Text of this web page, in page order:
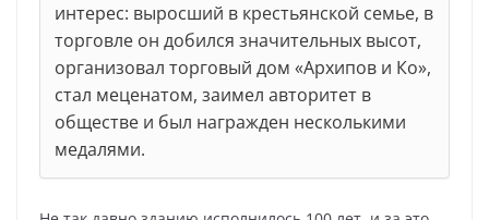
интерес: выросший в крестьянской семье, в
торговле он добился значительных высот,
организовал торговый дом «Архипов и Ко»,
стал меценатом, заимел авторитет в
обществе и был награжден несколькими
медалями.